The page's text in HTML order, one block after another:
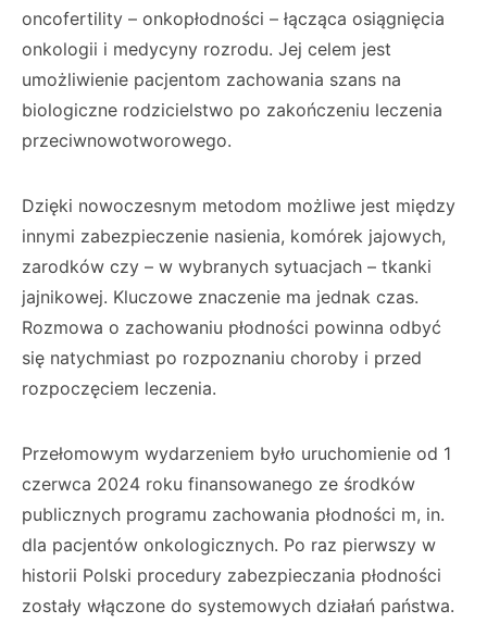
oncofertility – onkopłodności – łącząca osiągnięcia
onkologii i medycyny rozrodu. Jej celem jest
umożliwienie pacjentom zachowania szans na
biologiczne rodzicielstwo po zakończeniu leczenia
przeciwnowotworowego.
Dzięki nowoczesnym metodom możliwe jest między
innymi zabezpieczenie nasienia, komórek jajowych,
zarodków czy – w wybranych sytuacjach – tkanki
jajnikowej. Kluczowe znaczenie ma jednak czas.
Rozmowa o zachowaniu płodności powinna odbyć
się natychmiast po rozpoznaniu choroby i przed
rozpoczęciem leczenia.
Przełomowym wydarzeniem było uruchomienie od 1
czerwca 2024 roku finansowanego ze środków
publicznych programu zachowania płodności m, in.
dla pacjentów onkologicznych. Po raz pierwszy w
historii Polski procedury zabezpieczania płodności
zostały włączone do systemowych działań państwa.